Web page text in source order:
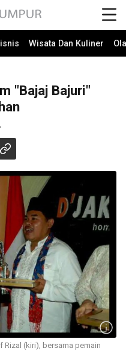
Wisata Dan Kuliner
"Bajaj Bajuri"
Rizal (kiri), bersama pemain